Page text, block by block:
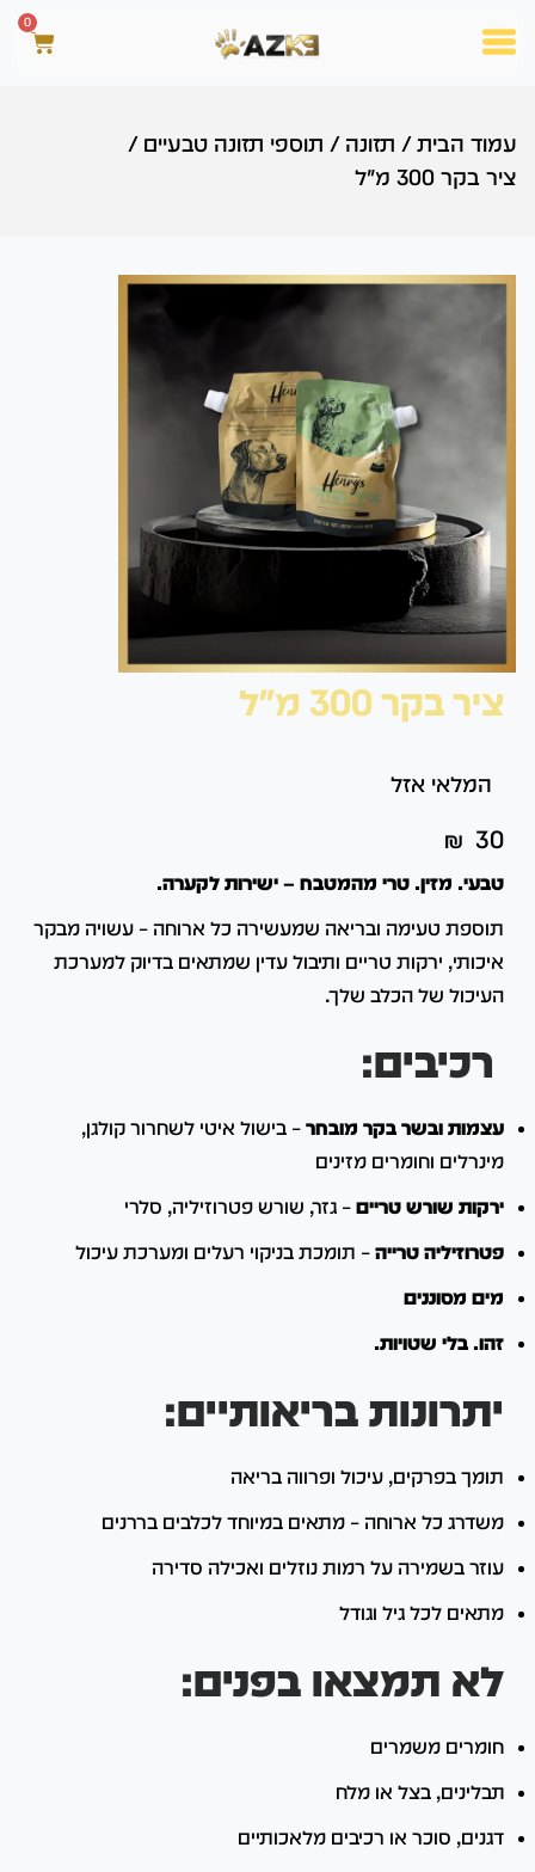
0
עמוד הבית / תזונה / תוספי תזונה טבעיים /
ציר בקר 300 מ"ל
ציר בקר 300 מ"ל
המלאי אזל
₪ 30
טבעי. מזין. טרי מהמטבח – ישירות לקערה.
תוספת טעימה ובריאה שמעשירה כל ארוחה – עשויה מבקר
איכותי, ירקות טריים ותיבול עדין שמתאים בדיוק למערכת
העיכול של הכלב שלך.
רכיבים:
עצמות ובשר בקר מובחר– בישול איטי לשחרור קולגן,
מינרלים וחומרים מזינים
ירקות שורש טריים– גזר, שורש פטרוזיליה, סלרי
פטרוזיליה טרייה– תומכת בניקוי רעלים ומערכת עיכול
מים מסוננים
זהו. בלי שטויות.
יתרונות בריאותיים:
תומך בפרקים, עיכול ופרווה בריאה
משדרג כל ארוחה – מתאים במיוחד לכלבים בררנים
עוזר בשמירה על רמות נוזלים ואכילה סדירה
מתאים לכל גיל וגודל
לא תמצאו בפנים:
חומרים משמרים
תבלינים, בצל או מלח
דגנים, סוכר או רכיבים מלאכותיים